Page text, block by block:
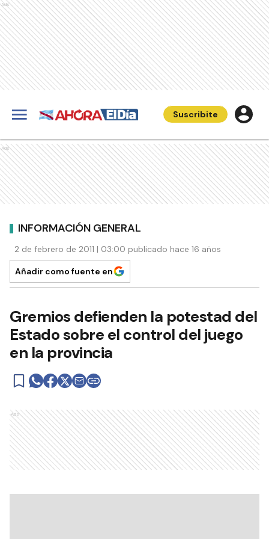
Ads
Suscribite
Ads
INFORMACIÓN GENERAL
2 de febrero de 2011 | 03:00 publicado hace 16 años
Añadir como fuente en
Gremios defienden la potestad del
Estado sobre el control del juego
en la provincia
Ads